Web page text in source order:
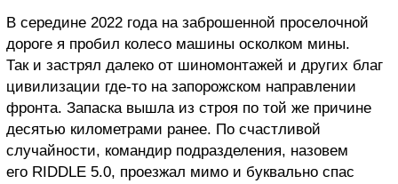
В середине 2022 года на заброшенной проселочной
дороге я пробил колесо машины осколком мины.
Так и застрял далеко от шиномонтажей и других благ
цивилизации где-то на запорожском направлении
фронта. Запаска вышлаиз строя по той же причине
десятью километрами ранее. По счастливой
случайности, командир подразделения, назовем
его RIDDLE 5.0, проезжал мимо и буквально спас